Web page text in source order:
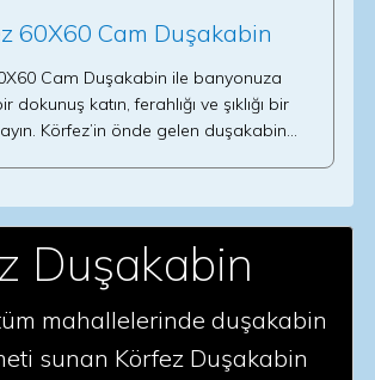
60X60 Cam Duşakabin
Cam Duşakabin ile banyonuza
dokunuş katın, ferahlığı ve şıklığı bir
Körfez’in önde gelen duşakabin…
Duşakabin
mahallelerinde duşakabin
sunan Körfez Duşakabin